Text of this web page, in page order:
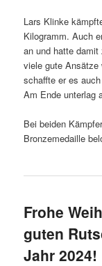
Lars Klinke
Kilogramm. Auch
an und hatte
viele gute Ansätze
schaffte er es
Am Ende unterlag
Bei beiden
Bronzemedaille
Frohe
guten
Jahr 2024!